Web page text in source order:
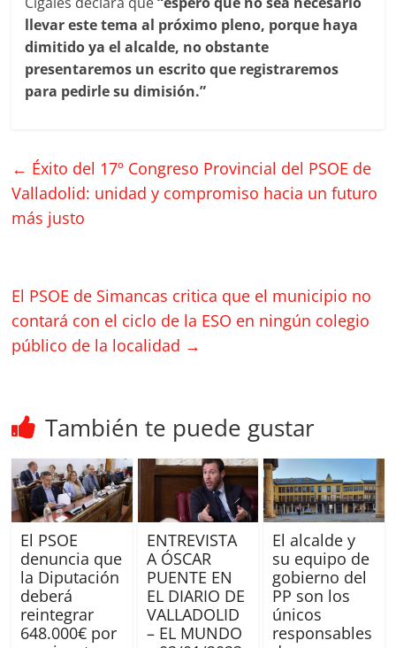
llevar este tema al próximo pleno, porque haya
dimitido ya el alcalde, no obstante
presentaremos un escrito que registraremos
para pedirle su dimisión.”
← Éxito del 17º Congreso Provincial del PSOE de
Valladolid: unidad y compromiso hacia un futuro
más justo
El PSOE de Simancas critica que el municipio no
contará con el ciclo de la ESO en ningún colegio
público de la localidad →
También te puede gustar
El PSOE
denuncia que
la Diputación
deberá
reintegrar
648.000€ por
ENTREVISTA
A ÓSCAR
PUENTE EN
EL DIARIO DE
VALLADOLID
– EL MUNDO
El alcalde y
su equipo de
gobierno del
PP son los
únicos
responsables